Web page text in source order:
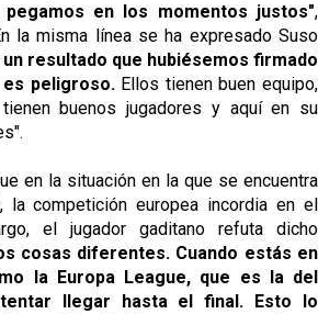
a Alberto Flores" por Rafa
el traspaso de Sow
en los momentos justos",
la misma línea se ha expresado Suso
un resultado que hubiésemos firmado
peligroso.Ellos tienen buen equipo,
buenos jugadores y aquí en su
en la situación en la que se encuentra
competición europea incordia en el
el jugador gaditano refuta dicho
cosas diferentes. Cuando estás en
la Europa League, que es la del
llegar hasta el final. Esto lo